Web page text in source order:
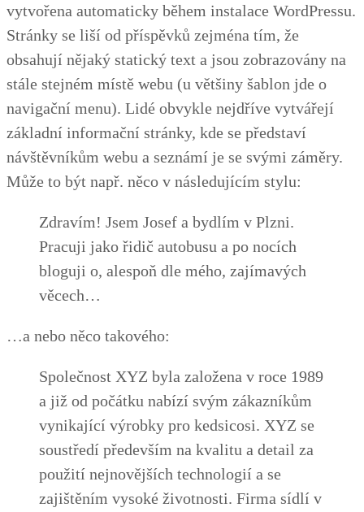
vytvořena automaticky během instalace WordPressu.
Stránky se liší od příspěvků zejména tím, že
obsahují nějaký statický text a jsou zobrazovány na
stále stejném místě webu (u většiny šablon jde o
navigační menu). Lidé obvykle nejdříve vytvářejí
základní informační stránky, kde se představí
návštěvníkům webu a seznámí je se svými záměry.
Může to být např. něco v následujícím stylu:
Zdravím! Jsem Josef a bydlím v Plzni.
Pracuji jako řidič autobusu a po nocích
bloguji o, alespoň dle mého, zajímavých
věcech…
…a nebo něco takového:
Společnost XYZ byla založena v roce 1989
a již od počátku nabízí svým zákazníkům
vynikající výrobky pro kedsicosi. XYZ se
soustředí především na kvalitu a detail za
použití nejnovějších technologií a se
zajištěním vysoké životnosti. Firma sídlí v